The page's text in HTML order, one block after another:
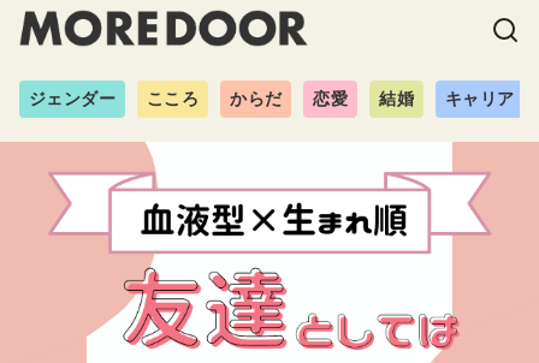
ジェンダー こころ からだ 恋愛 結婚 キャリア